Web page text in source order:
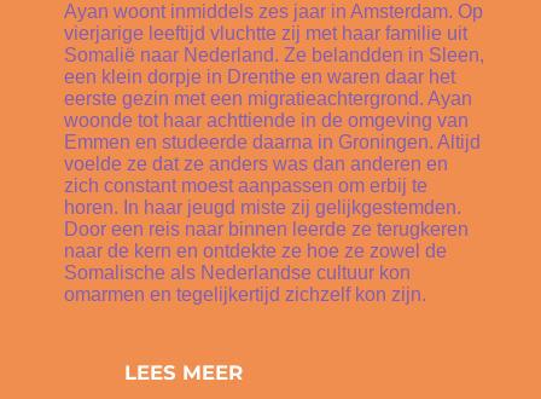
Ayan woont inmiddels zes jaar in Amsterdam. Op
vierjarige leeftijd vluchtte zij met haar familie uit
Somalië naar Nederland. Ze belandden in Sleen,
een klein dorpje in Drenthe en waren daar het
eerste gezin met een migratieachtergrond. Ayan
woonde tot haar achttiende in de omgeving van
Emmen en studeerde daarna in Groningen. Altijd
voelde ze dat ze anders was dan anderen en
zich constant moest aanpassen om erbij te
horen. In haar jeugd miste zij gelijkgestemden.
Door een reis naar binnen leerde ze terugkeren
naar de kern en ontdekte ze hoe ze zowel de
Somalische als Nederlandse cultuur kon
omarmen en tegelijkertijd zichzelf kon zijn.
LEES MEER